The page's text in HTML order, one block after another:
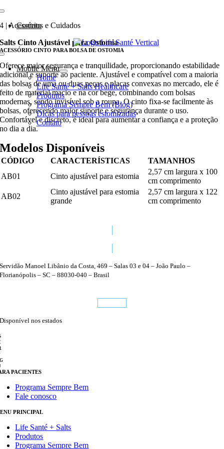
Ir
Contato
Mobile Menu
Home
Life Santé + Salts Healthcare
Produtos
Programa Sempre Bem (Blog)
Dicas para pessoas estomizadas
Contato
4 | Acessórios e Cuidados
Salts Cinto Ajustável para Ostomia
ACESSÓRIO CINTO PARA BOLSA DE OSTOMIA
Oferece maior segurança e tranquilidade, proporcionando estabilidade
adicional e suporte ao paciente. Ajustável e compatível com a maioria
das bolsas de uma ou duas peças e placas convexas no mercado, ele é
feito de material macio e na cor bege, combinando com bolsas
modernas, sendo invisível sob a roupa. O cinto fixa-se facilmente às
bolsas, oferecendo maior suporte e segurança durante o uso.
Confortável e discreto, é ideal para aumentar a confiança e a proteção
no dia a dia.
Modelos Disponíveis
CÓDIGO CARACTERÍSTICAS
TAMANHOS
AB01
Cinto ajustável para estomia
2,57 cm largura x 100
cm comprimento
AB02
Cinto ajustável para estomia
grande
2,57 cm largura x 122
cm comprimento
Servidão Manoel Libânio da Costa, 469 – Salas 03 e 04 – João Paulo –
Florianópolis – SC – 88030-040 – Brasil
Disponível nos estados
PACIENTES
Programa Sempre Bem
Fale conosco
PRINCIPAL
Life Santé + Salts
Produtos
Programa Sempre Bem